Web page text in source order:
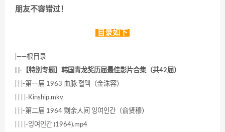
朋友不容错过！
目录如下
|——根目录
| |-【特别专题】韩国青龙奖历届最佳影片合集（共42届）
| | |-第一届 1963 血脉 혈맥（金洙容）
| | | |-Kinship.mkv
| | |-第二届 1964 剩余人间 잉여인간（俞贤穆）
| | | |-잉여인간 (1964).mp4